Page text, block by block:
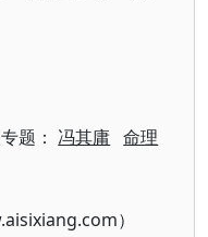
题： 冯其庸 命理
）